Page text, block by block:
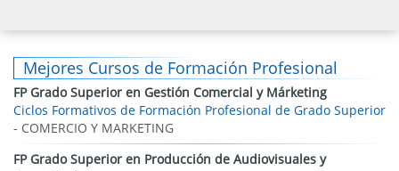
Mejores Cursos de Formación Profesional
FP Grado Superior en Gestión Comercial y Márketing
Ciclos Formativos de Formación Profesional de Grado Superior
- COMERCIO Y MARKETING
FP Grado Superior en Producción de Audiovisuales y